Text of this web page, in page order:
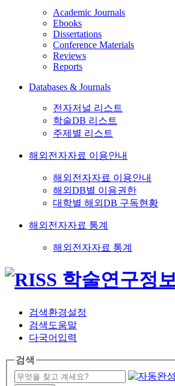
Academic Journals
Ebooks
Dissertations
Conference Materials
Reviews
Reports
Databases & Journals
전자저널 리스트
학술DB 리스트
주제별 리스트
해외전자자료 이용안내
해외전자자료 이용안내
해외DB별 이용권한
대학별 해외DB 구독현황
해외전자자료 통계
해외전자자료 통계
검색환경설정
검색도움말
다국어입력
검색